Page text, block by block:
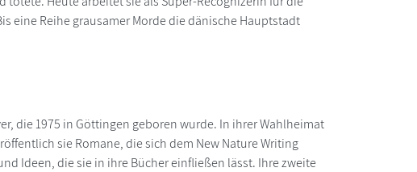
eine Reihe grausamer Morde die dänische Hauptstadt
die 1975 in Göttingen geboren wurde. In ihrer Wahlheimat
sie Romane, die sich dem New Nature Writing
Ideen, die sie in ihre Bücher einfließen lässt. Ihre zweite